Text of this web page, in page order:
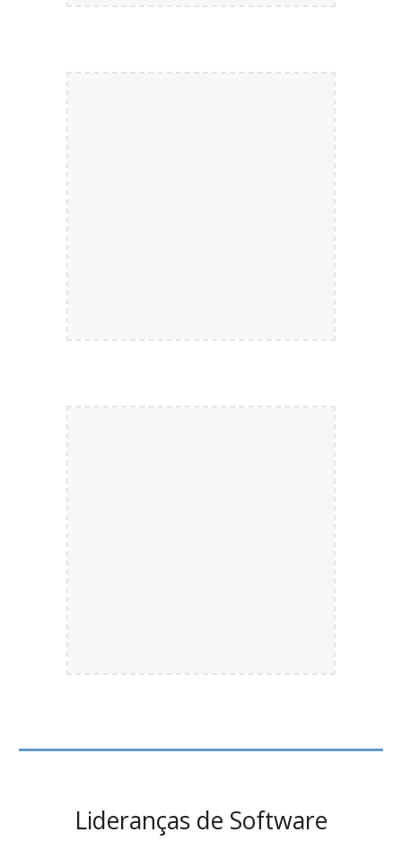
Lideranças de Software